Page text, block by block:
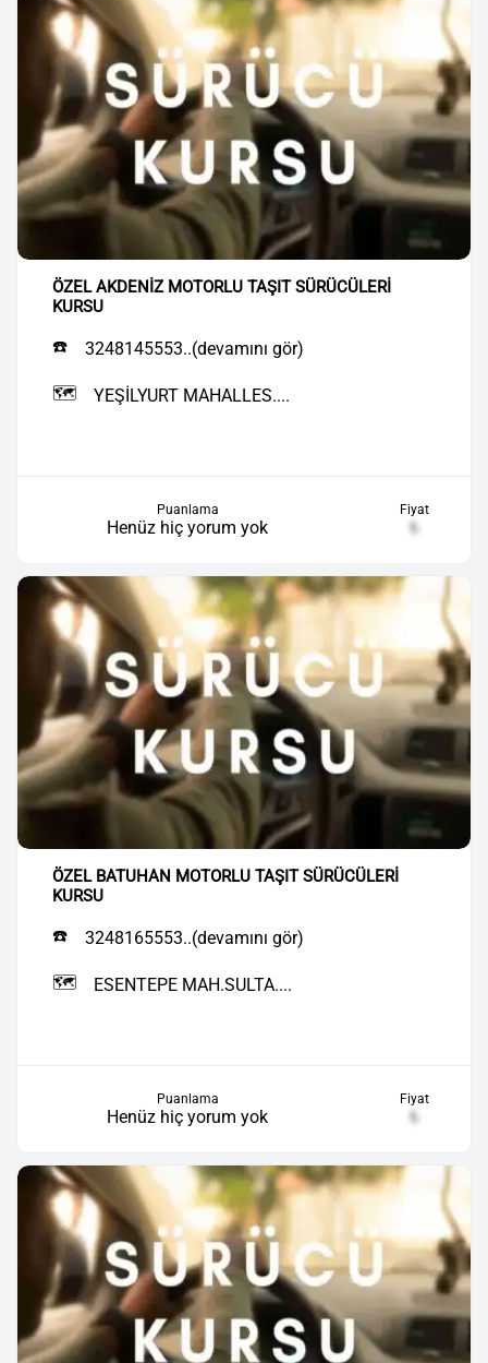
ÖZEL AKDENİZ MOTORLU TAŞIT SÜRÜCÜLERİ
KURSU
☎️ 3248145553..(devamını gör)
🗺️ YEŞİLYURT MAHALLES....
Puanlama
Henüz hiç yorum yok
Fiyat
₺
ÖZEL BATUHAN MOTORLU TAŞIT SÜRÜCÜLERİ
KURSU
☎️ 3248165553..(devamını gör)
🗺️ ESENTEPE MAH.SULTA....
Puanlama
Henüz hiç yorum yok
Fiyat
₺